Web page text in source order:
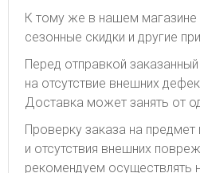
К тому же в нашем магазине
сезонные скидки и другие
Перед отправкой
на отсутствие внешних
Доставка может занять от
Проверку заказа на предмет
и отсутствия внешних
рекомендуем осуществлять